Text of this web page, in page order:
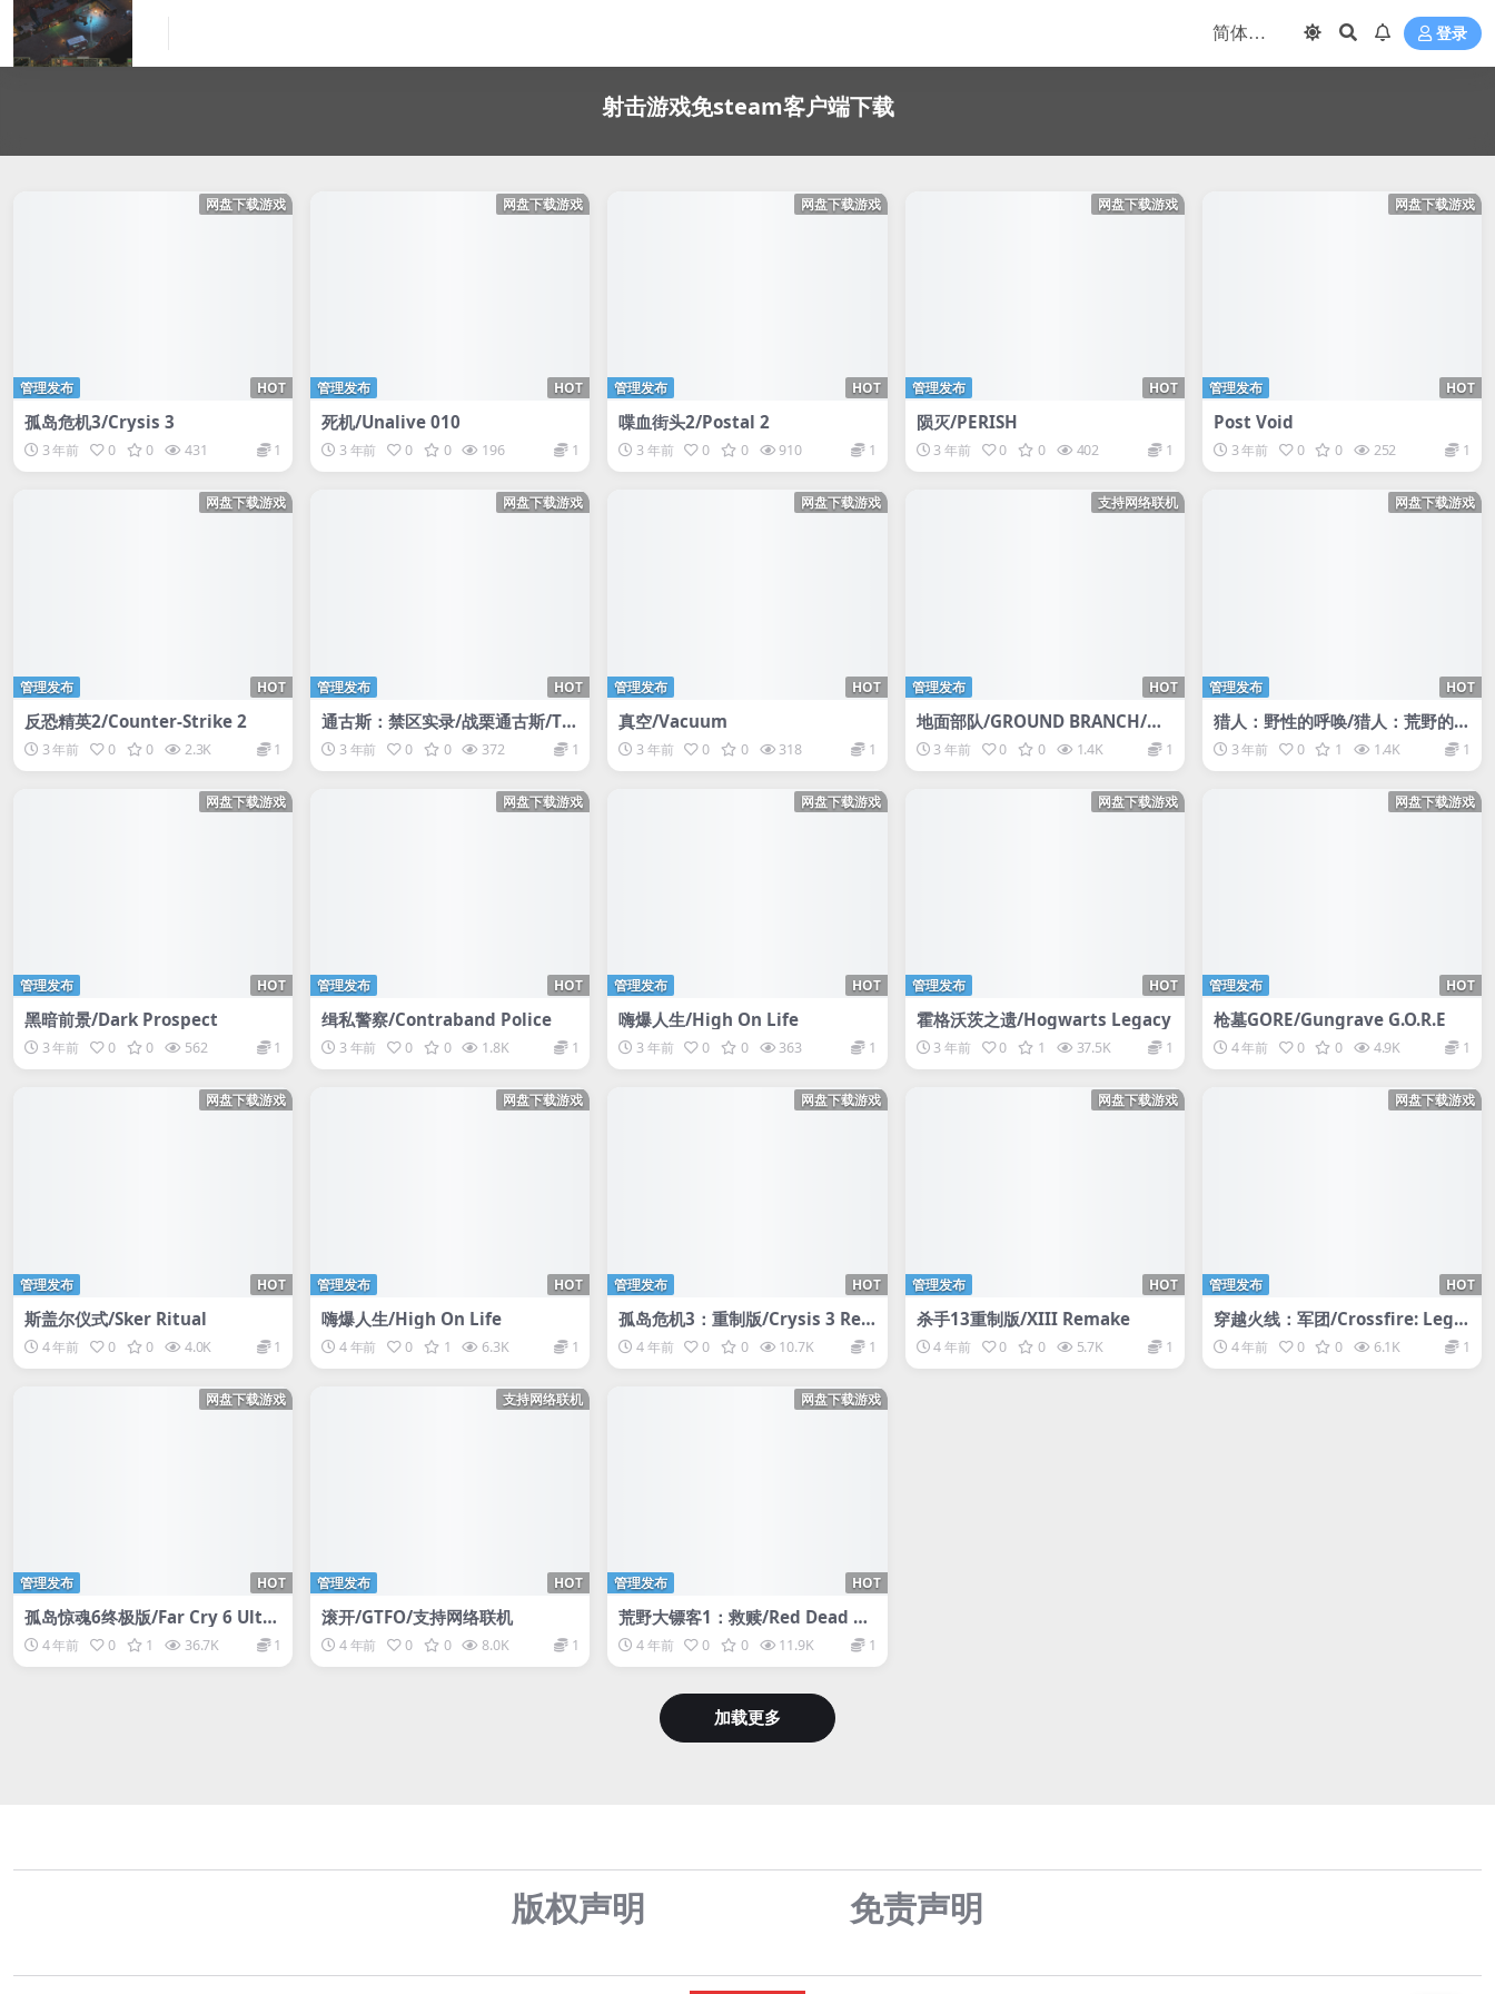
登录
射击游戏免steam客户端下载
网盘下载游戏
HOT
管理发布
孤岛危机3/Crysis 3
3 年前 0 0 431 1
网盘下载游戏
HOT
管理发布
死机/Unalive 010
3 年前 0 0 196 1
网盘下载游戏
HOT
管理发布
喋血街头2/Postal 2
3 年前 0 0 910 1
网盘下载游戏
HOT
管理发布
陨灭/PERISH
3 年前 0 0 402 1
网盘下载游戏
HOT
管理发布
Post Void
3 年前 0 0 252 1
网盘下载游戏
HOT
管理发布
反恐精英2/Counter-Strike 2
3 年前 0 0 2.3K 1
网盘下载游戏
HOT
管理发布
通古斯：禁区实录/战栗通古斯/Tu
nguska: The Visitation
3 年前 0 0 372 1
网盘下载游戏
HOT
管理发布
真空/Vacuum
3 年前 0 0 318 1
支持网络联机
HOT
管理发布
地面部队/GROUND BRANCH/支
持网络联机
3 年前 0 0 1.4K 1
网盘下载游戏
HOT
管理发布
猎人：野性的呼唤/猎人：荒野的呼
唤/theHunter: Call of the Wild
3 年前 0 1 1.4K 1
网盘下载游戏
HOT
管理发布
黑暗前景/Dark Prospect
3 年前 0 0 562 1
网盘下载游戏
HOT
管理发布
缉私警察/Contraband Police
3 年前 0 0 1.8K 1
网盘下载游戏
HOT
管理发布
嗨爆人生/High On Life
3 年前 0 0 363 1
网盘下载游戏
HOT
管理发布
霍格沃茨之遗/Hogwarts Legacy
3 年前 0 1 37.5K 1
网盘下载游戏
HOT
管理发布
枪墓GORE/Gungrave G.O.R.E
4 年前 0 0 4.9K 1
网盘下载游戏
HOT
管理发布
斯盖尔仪式/Sker Ritual
4 年前 0 0 4.0K 1
网盘下载游戏
HOT
管理发布
嗨爆人生/High On Life
4 年前 0 1 6.3K 1
网盘下载游戏
HOT
管理发布
孤岛危机3：重制版/Crysis 3 Re
mastered
4 年前 0 0 10.7K 1
网盘下载游戏
HOT
管理发布
杀手13重制版/XIII Remake
4 年前 0 0 5.7K 1
网盘下载游戏
HOT
管理发布
穿越火线：军团/Crossfire: Legio
n 4 年前 0 0 6.1K 1
网盘下载游戏
HOT
管理发布
孤岛惊魂6终极版/Far Cry 6 Ulti
mate Edition
4 年前 0 1 36.7K 1
支持网络联机
HOT
管理发布
滚开/GTFO/支持网络联机
4 年前 0 0 8.0K 1
网盘下载游戏
HOT
管理发布
荒野大镖客1：救赎/Red Dead Re
demption
4 年前 0 0 11.9K 1
加载更多
版权声明 免责声明